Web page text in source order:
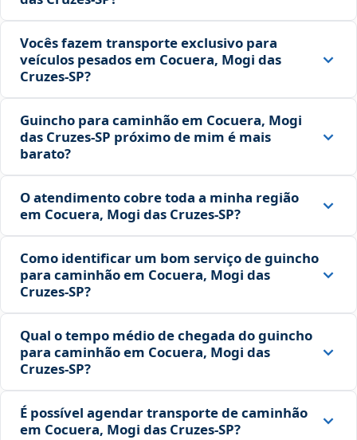
Vocês fazem transporte exclusivo para
veículos pesados em Cocuera, Mogi das
Cruzes‑SP?
Guincho para caminhão em Cocuera, Mogi
das Cruzes‑SP próximo de mim é mais
barato?
O atendimento cobre toda a minha região
em Cocuera, Mogi das Cruzes‑SP?
Como identificar um bom serviço de guincho
para caminhão em Cocuera, Mogi das
Cruzes‑SP?
Qual o tempo médio de chegada do guincho
para caminhão em Cocuera, Mogi das
Cruzes‑SP?
É possível agendar transporte de caminhão
em Cocuera, Mogi das Cruzes‑SP?